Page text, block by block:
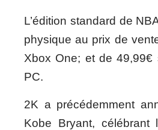
L’édition standard de
physique au prix de
Xbox One; et de
PC.
2K a précédemment
Kobe Bryant,